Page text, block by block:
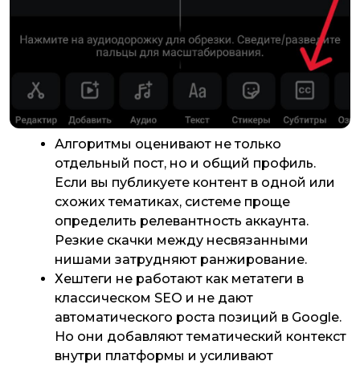
Алгоритмы оценивают не только
отдельный пост, но и общий профиль.
Если вы публикуете контент в одной или
схожих тематиках, системе проще
определить релевантность аккаунта.
Резкие скачки между несвязанными
нишами затрудняют ранжирование.
Хештеги не работают как метатеги в
классическом SEO и не дают
автоматического роста позиций в Google.
Но они добавляют тематический контекст
внутри платформы и усиливают